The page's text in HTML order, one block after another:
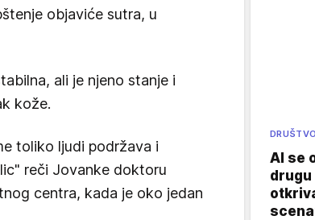
objaviće sutra, u
ali je njeno stanje i
kože.
toliko ljudi podržava i
reči Jovanke doktoru
centra, kada je oko jedan
DRUŠTVO
AI se